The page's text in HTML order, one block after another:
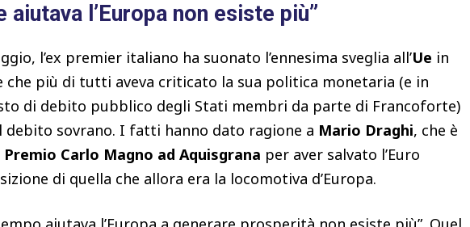
aiutava l’Europa non esiste più”
l’ex premier italiano ha suonato l’ennesima sveglia all’Ue in
che più di tutti aveva criticato la sua politica monetaria (e in
di debito pubblico degli Stati membri da parte di Francoforte)
debito sovrano. I fatti hanno dato ragione a Mario Draghi, che è
Premio Carlo Magno ad Aquisgrana per aver salvato l’Euro
di quella che allora era la locomotiva d’Europa.